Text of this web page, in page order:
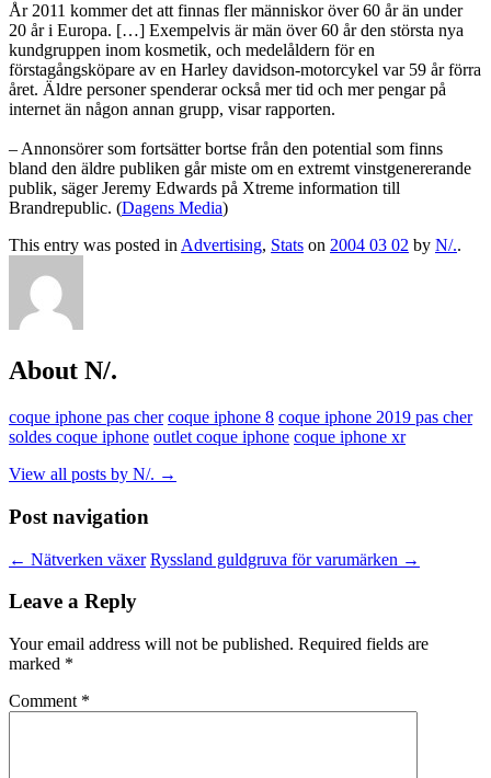
År 2011 kommer det att finnas fler människor över 60 år än under
20 år i Europa. […] Exempelvis är män över 60 år den största nya
kundgruppen inom kosmetik, och medelåldern för en
förstagångsköpare av en Harley davidson-motorcykel var 59 år förra
året. Äldre personer spenderar också mer tid och mer pengar på
internet än någon annan grupp, visar rapporten.
– Annonsörer som fortsätter bortse från den potential som finns
bland den äldre publiken går miste om en extremt vinstgenererande
publik, säger Jeremy Edwards på Xtreme information till
Brandrepublic. (Dagens Media)
This entry was posted in Advertising, Stats on 2004 03 02 by N/..
About N/.
coque iphone pas cher coque iphone 8 coque iphone 2019 pas cher
soldes coque iphone outlet coque iphone coque iphone xr
View all posts by N/. →
Post navigation
← Nätverken växer Ryssland guldgruva för varumärken →
Leave a Reply
Your email address will not be published. Required fields are
marked *
Comment *